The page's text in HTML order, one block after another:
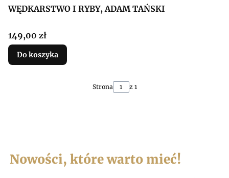
WĘDKARSTWO I RYBY, ADAM TAŃSKI
Cena
149,00 zł
Do koszyka
Strona z 1
Nowości, które warto mieć!